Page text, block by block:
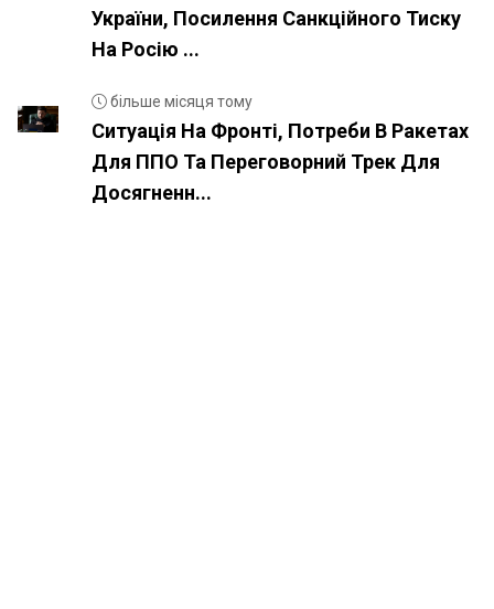
України, Посилення Санкційного Тиску
На Росію ...
більше місяця тому
Ситуація На Фронті, Потреби В Ракетах
Для ППО Та Переговорний Трек Для
Досягненн...